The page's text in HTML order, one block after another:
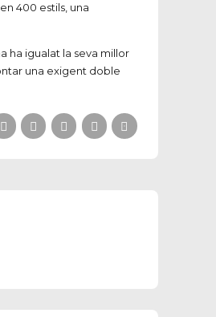
400 estils, una
ha igualat la seva millor
una exigent doble